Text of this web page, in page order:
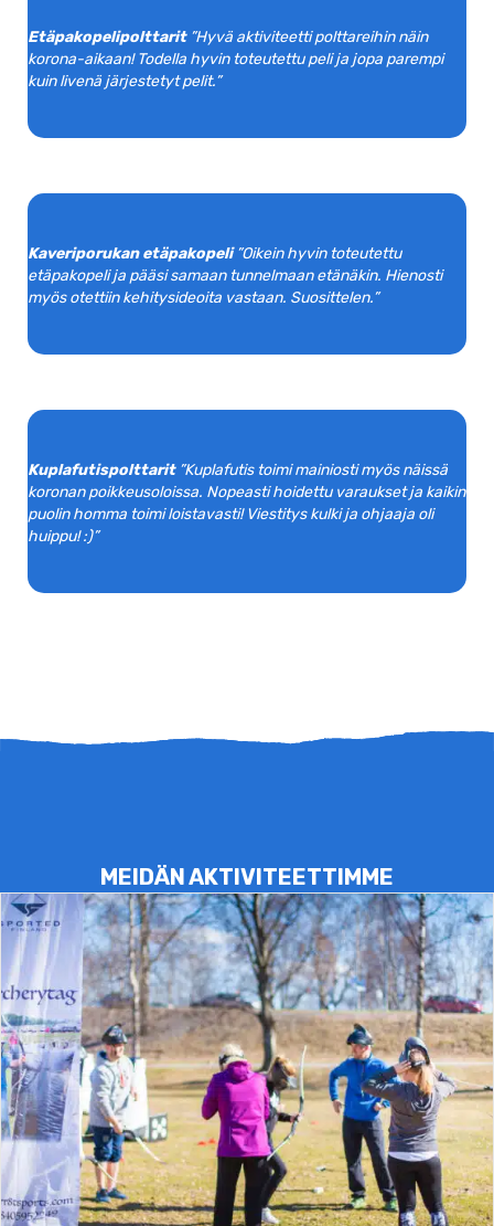
Etäpakopelipolttarit ”Hyvä aktiviteetti polttareihin näin
korona-aikaan! Todella hyvin toteutettu peli ja jopa parempi
kuin livenä järjestetyt pelit.”
Kaveriporukan etäpakopeli”Oikein hyvin toteutettu
etäpakopeli ja pääsi samaan tunnelmaan etänäkin. Hienosti
myös otettiin kehitysideoita vastaan. Suosittelen.”
Kuplafutispolttarit ”Kuplafutis toimi mainiosti myös näissä
koronan poikkeusoloissa. Nopeasti hoidettu varaukset ja kaikin
puolin homma toimi loistavasti! Viestitys kulki ja ohjaaja oli
huippu! :)”
MEIDÄN AKTIVITEETTIMME